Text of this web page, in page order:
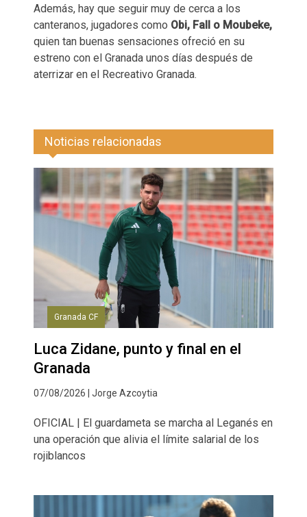
Además, hay que seguir muy de cerca a los
canteranos, jugadores como Obi, Fall o Moubeke,
quien tan buenas sensaciones ofreció en su
estreno con el Granada unos días después de
aterrizar en el Recreativo Granada.
Noticias relacionadas
Granada CF
Luca Zidane, punto y final en el
Granada
07/08/2026 | Jorge Azcoytia
OFICIAL | El guardameta se marcha al Leganés en
una operación que alivia el límite salarial de los
rojiblancos